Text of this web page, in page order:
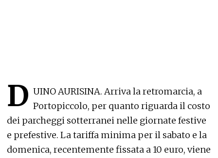
D UINO AURISINA. Arriva la retromarcia, a
Portopiccolo, per quanto riguarda il costo
dei parcheggi sotterranei nelle giornate festive
e prefestive. La tariffa minima per il sabato e la
domenica, recentemente fissata a 10 euro, viene